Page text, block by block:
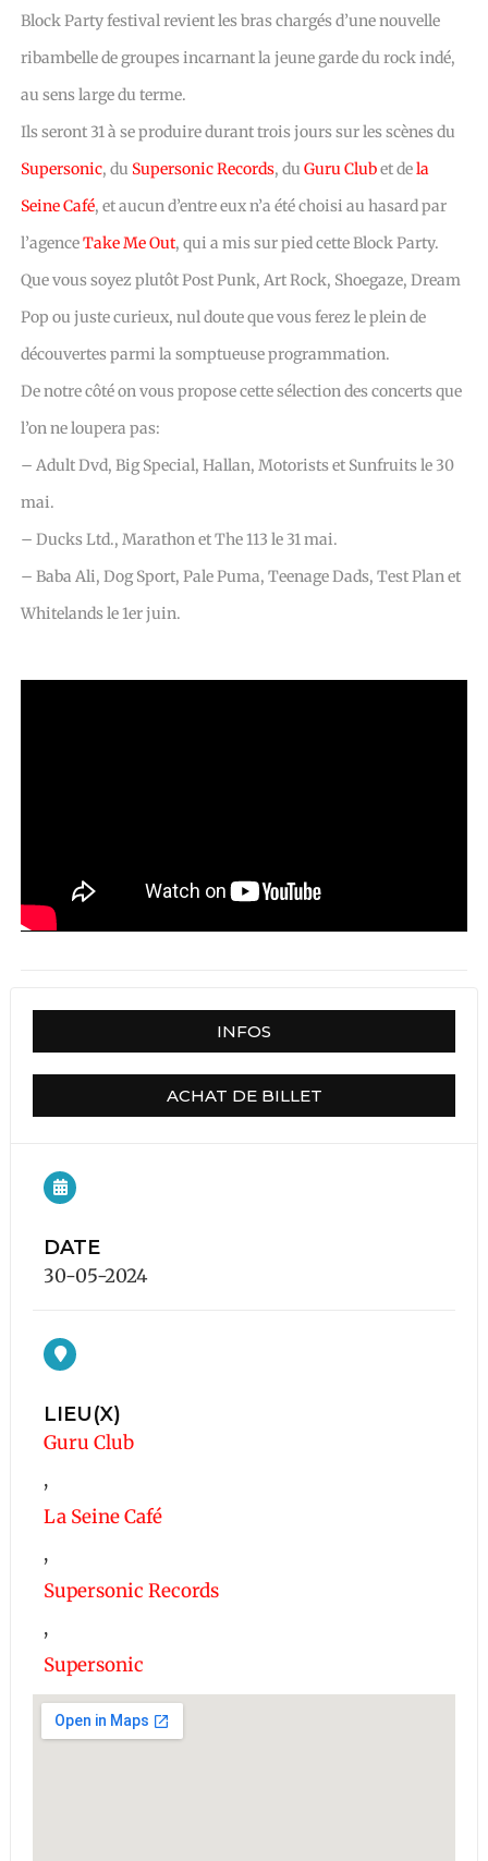
Block Party festival revient les bras chargés d’une nouvelle
ribambelle de groupes incarnant la jeune garde du rock indé,
au sens large du terme.
Ils seront 31 à se produire durant trois jours sur les scènes du
Supersonic, du Supersonic Records, duGuru Clubet dela
Seine Café, et aucun d’entre eux n’a été choisi au hasard par
l’agenceTake Me Out, qui a mis sur pied cette Block Party.
Que vous soyez plutôt Post Punk, Art Rock, Shoegaze, Dream
Pop ou juste curieux, nul doute que vous ferez le plein de
découvertes parmi la somptueuse programmation.
De notre côté on vous propose cette sélection des concerts que
l’on ne loupera pas:
– Adult Dvd, Big Special, Hallan, Motorists et Sunfruits le 30
mai.
– Ducks Ltd., Marathon et The 113 le 31 mai.
– Baba Ali, Dog Sport, Pale Puma, Teenage Dads, Test Plan et
Whitelands le 1er juin.
INFOS
ACHAT DE BILLET
DATE
30-05-2024
LIEU(X)
Guru Club
,
La Seine Café
,
Supersonic Records
,
Supersonic